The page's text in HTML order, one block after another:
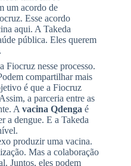
um acordo de
Esse acordo
aqui. A Takeda
pública. Eles querem
Fiocruz nesse processo.
compartilhar mais
é que a Fiocruz
a parceria entre as
A vacina Qdenga é
a dengue. E a Takeda
produzir uma vacina.
Mas a colaboração
Juntos, eles podem